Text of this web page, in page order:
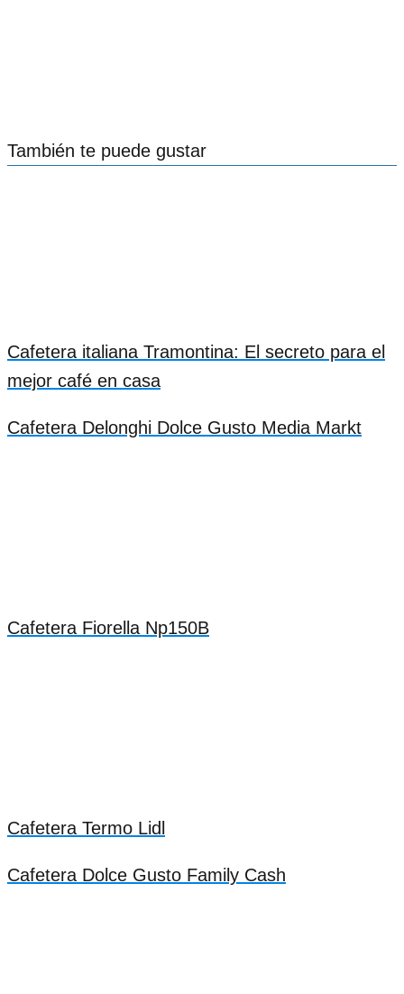
También te puede gustar
Cafetera italiana Tramontina: El secreto para el
mejor café en casa
Cafetera Delonghi Dolce Gusto Media Markt
Cafetera Fiorella Np150B
Cafetera Termo Lidl
Cafetera Dolce Gusto Family Cash